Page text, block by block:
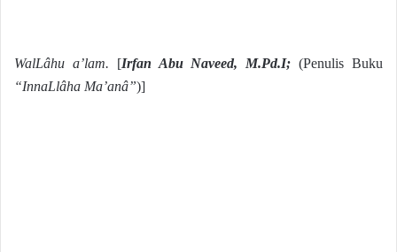
WalLâhu a’lam. [Irfan Abu Naveed, M.Pd.I;(Penulis Buku
“InnaLlâha Ma’anâ”)]